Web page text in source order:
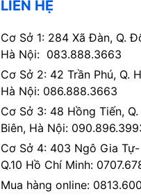
LIÊN HỆ
Cơ Sở 1: 284 Xã Đàn, Q.
Hà Nội: 083.888.3663
Cơ Sở 2: 42 Trần Phú, Q.
Hà Nội: 086.888.3663
Cơ Sở 3: 48 Hồng Tiến,
Biên, Hà Nội:
Cơ Sở 4: 403 Ngô Gia Tự-
Q.10 Hồ Chí Minh:
Mua hàng online: